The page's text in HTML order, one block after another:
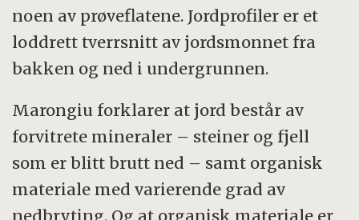
noen av prøveflatene. Jordprofiler er et
loddrett tverrsnitt av jordsmonnet fra
bakken og ned i undergrunnen.
Marongiu forklarer at jord består av
forvitrete mineraler – steiner og fjell
som er blitt brutt ned – samt organisk
materiale med varierende grad av
nedbryting. Og at organisk materiale er